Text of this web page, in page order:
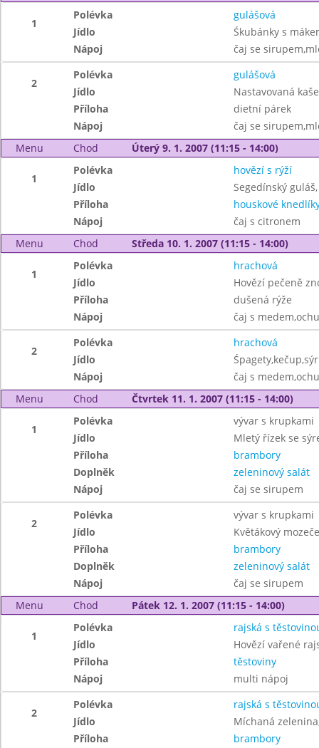
1
Polévka
gulášová
Jídlo
Śkubánky s
Nápoj
čaj se
2
Polévka
gulášová
Jídlo
Nastavovaná
Příloha
dietní párek
Nápoj
čaj se
Menu
Chod Úterý 9. 1. 2007 (11:15 - 14:00)
1
Polévka
hovězí s rýží
Jídlo
Segedínský guláš,
Příloha
houskové
Nápoj
čaj s citronem
Menu
Chod Středa 10. 1. 2007 (11:15 - 14:00)
1
Polévka
hrachová
Jídlo
Hovězí pečeně
Příloha
dušená rýže
Nápoj
čaj s
2
Polévka
hrachová
Jídlo
Śpagety,kečup,sýr
Nápoj
čaj s
Menu
Chod Čtvrtek 11. 1. 2007 (11:15 - 14:00)
1
Polévka
vývar s krupkami
Jídlo
Mletý řízek se
Příloha
brambory
Doplněk
zeleninový salát
Nápoj
čaj se sirupem
2
Polévka
vývar s krupkami
Jídlo
Květákový
Příloha
brambory
Doplněk
zeleninový salát
Nápoj
čaj se sirupem
Menu
Chod Pátek 12. 1. 2007 (11:15 - 14:00)
1
Polévka
rajská s
Jídlo
Hovězí vařené
Příloha
těstoviny
Nápoj
multi nápoj
2
Polévka
rajská s
Jídlo
Míchaná
Příloha
brambory